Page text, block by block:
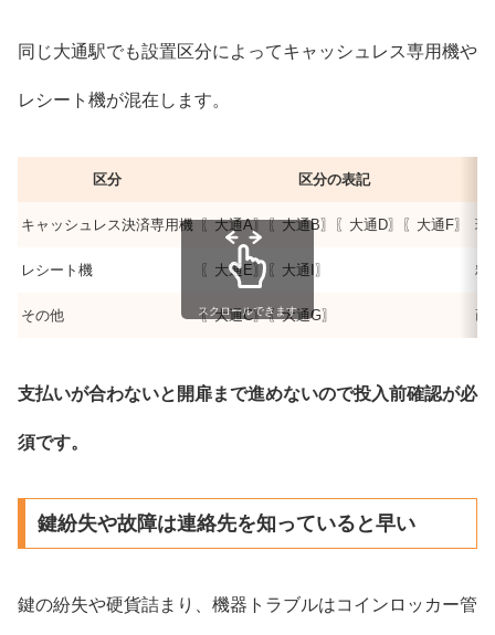
同じ大通駅でも設置区分によってキャッシュレス専用機や
レシート機が混在します。
区分 区分の表記
キャッシュレス決済専用機 〖大通A〗〖大通B〗〖大通D〗〖大通F〗 現
レシート機 〖大通E〗〖大通I〗 精
その他 〖大通C〗〖大通G〗 画
スクロールできます
支払いが合わないと開扉まで進めないので投入前確認が必
須です。
鍵紛失や故障は連絡先を知っていると早い
鍵の紛失や硬貨詰まり、機器トラブルはコインロッカー管